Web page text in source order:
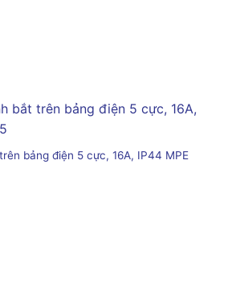
bảng điện 5 cực, 16A, IP44 MPE